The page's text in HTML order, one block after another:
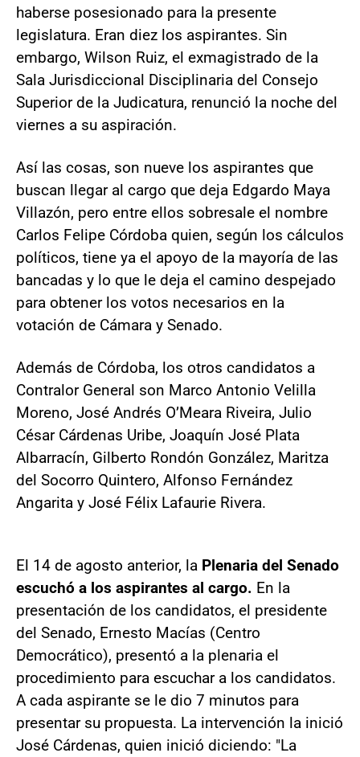
haberse posesionado para la presente
legislatura. Eran diez los aspirantes. Sin
embargo, Wilson Ruiz, el exmagistrado de la
Sala Jurisdiccional Disciplinaria del Consejo
Superior de la Judicatura, renunció la noche del
viernes a su aspiración.
Así las cosas, son nueve los aspirantes que
buscan llegar al cargo que deja Edgardo Maya
Villazón, pero entre ellos sobresale el nombre
Carlos Felipe Córdoba quien, según los cálculos
políticos, tiene ya el apoyo de la mayoría de las
bancadas y lo que le deja el camino despejado
para obtener los votos necesarios en la
votación de Cámara y Senado.
Además de Córdoba, los otros candidatos a
Contralor General son Marco Antonio Velilla
Moreno, José Andrés O’Meara Riveira, Julio
César Cárdenas Uribe, Joaquín José Plata
Albarracín, Gilberto Rondón González, Maritza
del Socorro Quintero, Alfonso Fernández
Angarita y José Félix Lafaurie Rivera.
El 14 de agosto anterior, la Plenaria del Senado
escuchó a los aspirantes al cargo. En la
presentación de los candidatos, el presidente
del Senado, Ernesto Macías (Centro
Democrático), presentó a la plenaria el
procedimiento para escuchar a los candidatos.
A cada aspirante se le dio 7 minutos para
presentar su propuesta. La intervención la inició
José Cárdenas, quien inició diciendo: "La